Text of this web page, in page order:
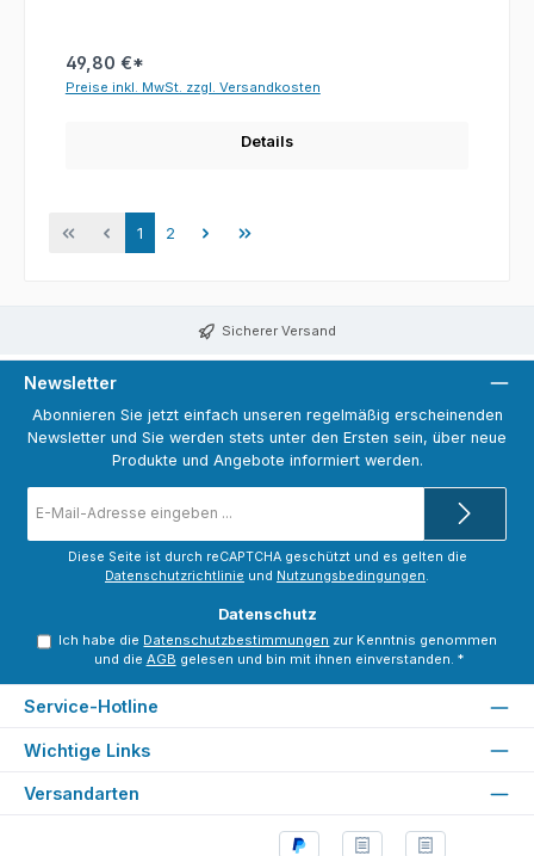
49,80 €*
Preise inkl. MwSt. zzgl. Versandkosten
Details
Seite
1 Seite
2
Sicherer Versand
Newsletter
Abonnieren Sie jetzt einfach unseren regelmäßig erscheinenden
Newsletter und Sie werden stets unter den Ersten sein, über neue
Produkte und Angebote informiert werden.
Mail-
Diese Seite ist durch reCAPTCHA geschützt und es gelten die
Datenschutzrichtlinie und Nutzungsbedingungen.
Datenschutz
Ich habe die Datenschutzbestimmungen zur Kenntnis genommen
und die AGB gelesen und bin mit ihnen einverstanden. *
Service-Hotline
Wichtige Links
Versandarten